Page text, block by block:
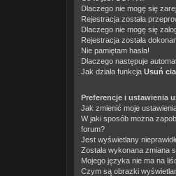
Dlaczego nie mogę się
Rejestracja została
Dlaczego nie mogę się
Rejestracja została
Nie pamiętam hasła!
Dlaczego następuje
Jak działa funkcja Usuń
Preferencje i ustawienia
Jak zmienić moje
W jaki sposób można
forum?
Jest wyświetlany
Została wykonana zmiana
Mojego języka nie ma na
Czym są obrazki